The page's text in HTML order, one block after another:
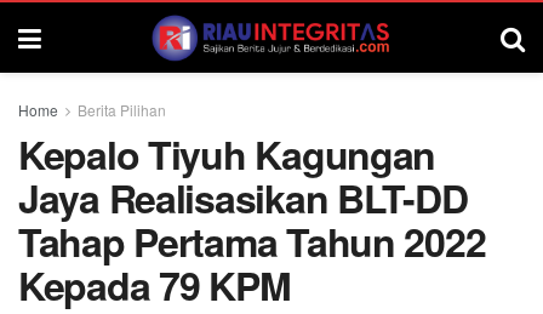
Home Berita Pilihan
Kepalo Tiyuh Kagungan
Jaya Realisasikan BLT-DD
Tahap Pertama Tahun 2022
Kepada 79 KPM